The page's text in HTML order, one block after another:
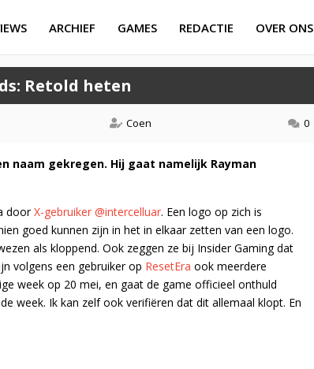
ARCHIEF GAMES REDACTIE OVER ONS
Retold heten
Coen 0
naam gekregen. Hij gaat namelijk Rayman
doorX-gebruiker @intercelluar. Een logo op zich is
goed kunnen zijn in het in elkaar zetten van een logo.
als kloppend. Ook zeggen ze bij Insider Gaming dat
volgens een gebruiker op ResetEra ook meerdere
week op 20 mei, en gaat de game officieel onthuld
week. Ik kan zelf ook verifiëren dat dit allemaal klopt. En